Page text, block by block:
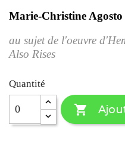
Marie-Christine Agosto
au sujet de l'oeuvre
Also Rises
Quantité
